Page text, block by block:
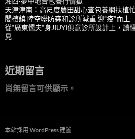
天津津南：高尺度農田甜心查包養網扶植
閻樓鎮 陸空聯防森和診所減重 迎“疫”而上
從“廣東懦夫”身JIUYI俱意診所設計上，讀
見
近期留言
尚無留言可供顯示。
本站採用 WordPress 建置